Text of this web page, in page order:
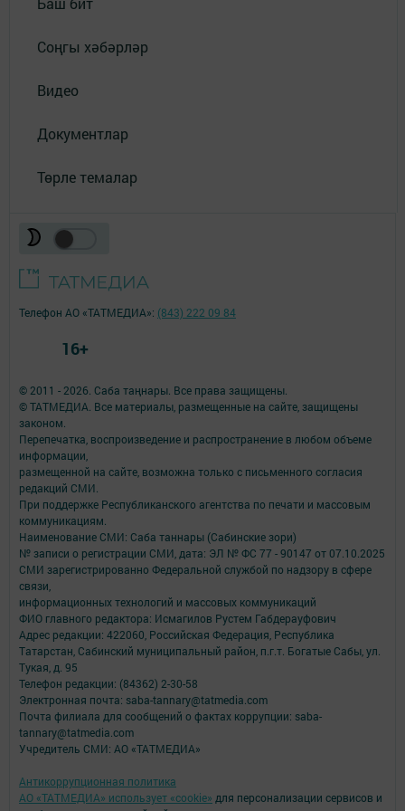
Соңгы хәбәрләр
Видео
Документлар
Төрле темалар
© 2011 - 2026. Саба таңнары. Все права защищены.
© ТАТМЕДИА. Все материалы, размещенные на сайте, защищены
законом.
Перепечатка, воспроизведение и распространение в любом объеме
информации,
размещенной на сайте, возможна только с письменного согласия
редакций СМИ.
При поддержке Республиканского агентства по печати и массовым
коммуникациям.
Наименование СМИ: Саба таннары (Сабинские зори)
№ записи о регистрации СМИ, дата: ЭЛ № ФС 77 - 90147 от 07.10.2025
СМИ зарегистрированно Федеральной службой по надзору в сфере
связи,
информационных технологий и массовых коммуникаций
ФИО главного редактора: Исмагилов Рустем Габдерауфович
Адрес редакции: 422060, Российская Федерация, Республика
Татарстан, Сабинский муниципальный район, п.г.т. Богатые Сабы, ул.
Тукая, д. 95
Телефон редакции: (84362) 2-30-58
Электронная почта: saba-tannary@tatmedia.com
Почта филиала для сообщений о фактах коррупции: saba-
tannary@tatmedia.com
Учредитель СМИ: АО «ТАТМЕДИА»
Антикоррупционная политика
АО «ТАТМЕДИА» использует «cookie» для персонализации сервисов и
Телефон АО «ТАТМЕДИА»: (843) 222 09 84
16+